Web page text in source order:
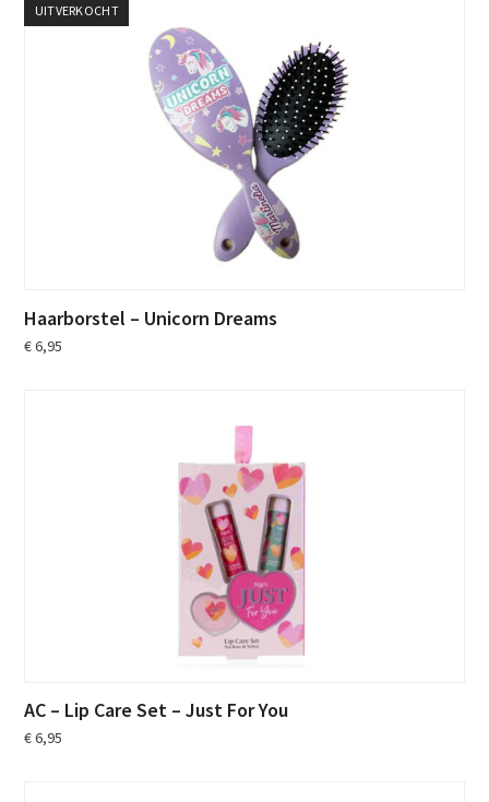
UITVERKOCHT
Haarborstel – Unicorn Dreams
€6,95
AC – Lip Care Set – Just For You
€6,95